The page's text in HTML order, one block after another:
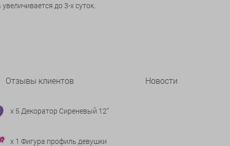
до 3-х суток.
Отзывы клиентов Новости
x 5 Декоратор Сиреневый 12"
x 1 Фигура профиль девушки